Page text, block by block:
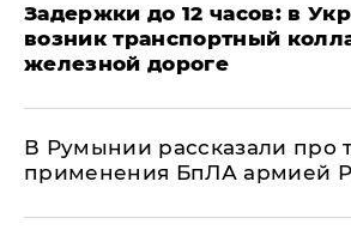
Задержки до 12 часов: в
возник транспортный
железной дороге
В Румынии рассказали про
применения БпЛА армией